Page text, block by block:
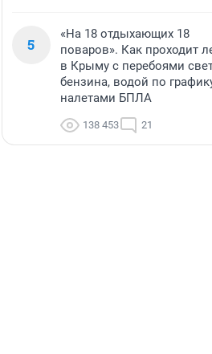
5
«На 18 отдыхающих 18
поваров». Как проходит
в Крыму с перебоями
бензина, водой по
налетами БПЛА
138 453 21